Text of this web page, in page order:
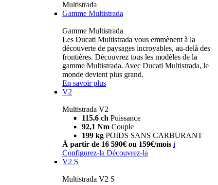
Multistrada
Gamme Multistrada
Gamme Multistrada
Les Ducati Multistrada vous emmènent à la
découverte de paysages incroyables, au-delà des
frontières. Découvrez tous les modèles de la
gamme Multistrada. Avec Ducati Multistrada, le
monde devient plus grand.
En savoir plus
V2
Multistrada V2
115,6 ch Puissance
92,1 Nm Couple
199 kg POIDS SANS CARBURANT
À partir de 16 590€ ou 159€/mois i
Configurez-la Découvrez-la
V2 S
Multistrada V2 S